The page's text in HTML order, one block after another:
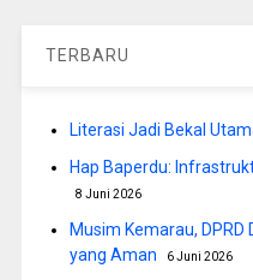
TERBARU
Literasi Jadi Bekal
Hap Baperdu:
8 Juni 2026
Musim Kemarau,
yang Aman
6 Juni 2026